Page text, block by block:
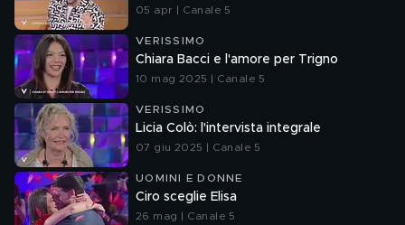
05 apr | Canale 5
VERISSIMO
Chiara Bacci e l'amore per Trigno
10 mag 2025 | Canale 5
VERISSIMO
Licia Colò: l'intervista integrale
07 giu 2025 | Canale 5
UOMINI E DONNE
Ciro sceglie Elisa
26 mag | Canale 5